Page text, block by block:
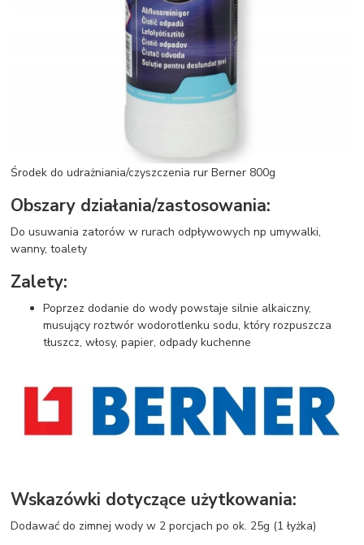
Środek do udrażniania/czyszczenia rur Berner 800g
Obszary działania/zastosowania:
Do usuwania zatorów w rurach odpływowych np umywalki,
wanny, toalety
Zalety:
Poprzez dodanie do wody powstaje silnie alkaiczny,
musujący roztwór wodorotlenku sodu, który rozpuszcza
tłuszcz, włosy, papier, odpady kuchenne
Wskazówki dotyczące użytkowania:
Dodawać do zimnej wody w 2 porcjach po ok. 25g (1 łyżka)